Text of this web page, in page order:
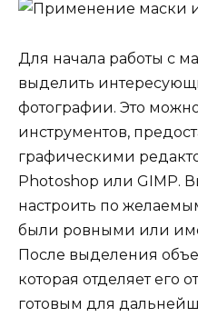
Для начала работы с
выделить
фотографии. Это
инструментов,
графическими
Photoshop или GIMP.
настроить по
были ровными или
После выделения
которая отделяет его
готовым для